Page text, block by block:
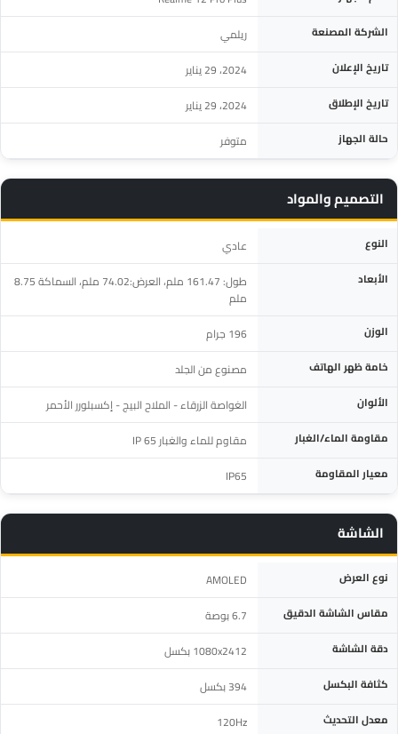
الشركة المصنعة ريلمي
تاريخ الإعلان 2024، 29 يناير
تاريخ الإطلاق 2024، 29 يناير
حالة الجهاز متوفر
التصميم والمواد
المواصفة
النوع عادي
الأبعاد
طول: 161.47 ملم، العرض:74.02 ملم، السماكة 8.75
ملم
الوزن 196 جرام
خامة ظهر الهاتف مصنوع من الجلد
الألوان الغواصة الزرقاء - الملاح البيج - إكسبلورر الأحمر
مقاومة الماء/الغبار مقاوم للماء والغبار IP 65
معيار المقاومة IP65
الشاشة
المواصفة
نوع العرض AMOLED
مقاس الشاشة الدقيق 6.7 بوصة
دقة الشاشة 1080x2412 بكسل
كثافة البكسل 394 بكسل
معدل التحديث 120Hz